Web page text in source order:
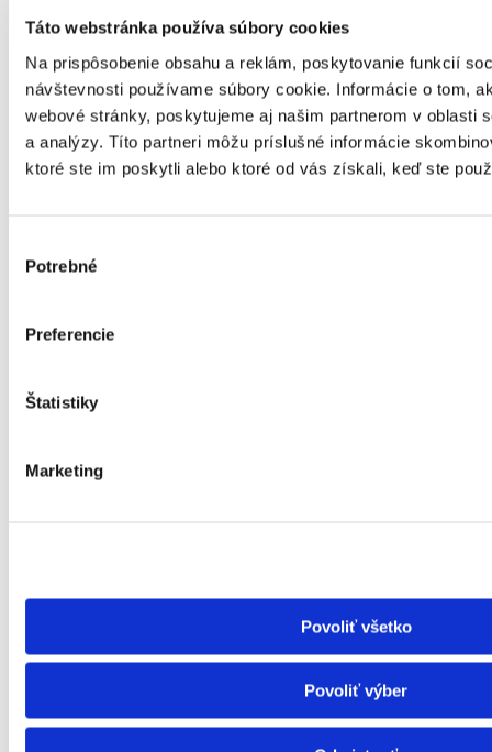
Táto webstránka používa súbory cookies
Na prispôsobenie obsahu a reklám, poskytovanie funkcií
návštevnosti používame súbory cookie. Informácie o tom,
webové stránky, poskytujeme aj našim partnerom v oblasti
a analýzy. Títo partneri môžu príslušné informácie
ktoré ste im poskytli alebo ktoré od vás získali, keď ste
súhlasu
Potrebné
Preferencie
Štatistiky
Marketing
Povoliť všetko
Povoliť výber
Ponuka koordinovaná s environmentálnym označovaním